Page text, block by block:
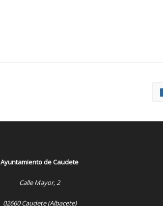
Ayuntamiento de Caudete
Calle Mayor, 2
02660 Caudete (Albacete)